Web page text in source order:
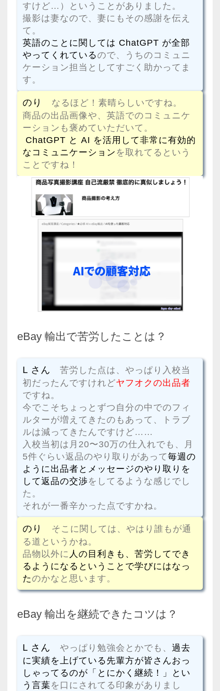
すけど…）ということがありました。
撮影は妻なので、妻にもその感謝を伝え
て。
英語のことに関しては ChatGPT が全部
やってくれているので、うちのコミュニ
ケーション担当としてすごく助かってま
す。
のり
なるほど！素晴らしいですね。
商品の出品画像や、英語でのコミュニケ
ーションも褒めていただいて。
ChatGPT と AI を活用して非常に有効的
なコミュニケーションを取れてるという
ことですね！
eBay 輸出で苦労したことは？
L さん 苦労した点は、やっぱり入校当
初だったんですけれどヤフオクの出品者
ですね。
今でこそちょっとずつ自分の中でのフィ
ルターが増えてきたのもあって、トラブ
ルは減ってきたんですけど……
入校当初は月20〜30万の仕入れでも、月
5件ぐらい返品のやり取りがあって毎週の
ように出品者とメッセージのやり取りを
して返品の交渉をしてるような感じでし
た。
それが一番辛かった点ですかね。
のり
そこに関しては、やはり誰もが通
る道というかね。
品物以外に 人の目利きも、苦労してでき
るようになるということで学びにはなっ
たのかなと思います。
eBay 輸出を継続できたコツは？
L さん やっぱり勉強会とかでも、 過去
に実績を上げている先輩方が皆さんおっ
しゃってるのが「とにかく継続！」とい
う言葉を口にされてる印象がありまし